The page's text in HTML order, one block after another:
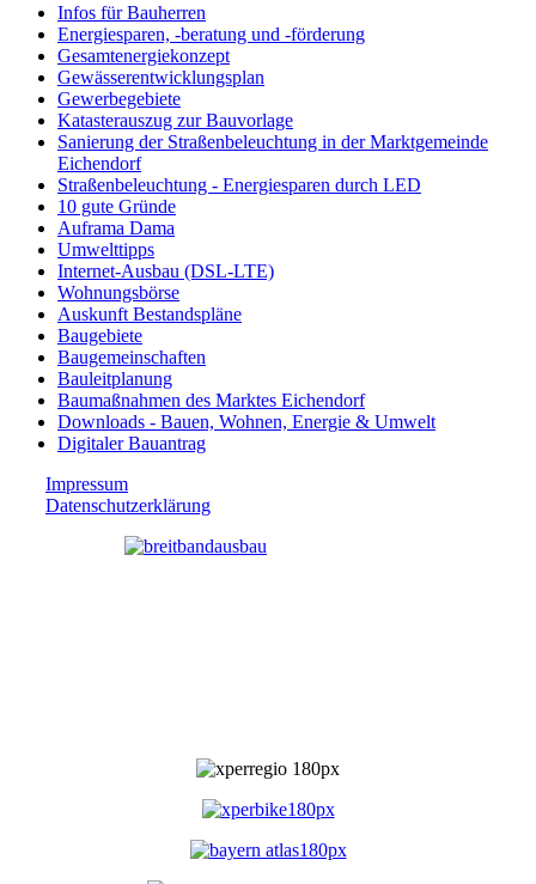
Infos für Bauherren
Energiesparen, -beratung und -förderung
Gesamtenergiekonzept
Gewässerentwicklungsplan
Gewerbegebiete
Katasterauszug zur Bauvorlage
Sanierung der Straßenbeleuchtung in der Marktgemeinde
Eichendorf
Straßenbeleuchtung - Energiesparen durch LED
10 gute Gründe
Auframa Dama
Umwelttipps
Internet-Ausbau (DSL-LTE)
Wohnungsbörse
Auskunft Bestandspläne
Baugebiete
Baugemeinschaften
Bauleitplanung
Baumaßnahmen des Marktes Eichendorf
Downloads - Bauen, Wohnen, Energie & Umwelt
Digitaler Bauantrag
Impressum
Datenschutzerklärung